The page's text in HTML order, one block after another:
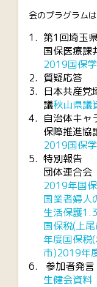
会のプラグラム
第1回埼玉
国保医
2019国保
質疑応答
日本共産
議秋山県議
自治体
保障推進
2019国保
特別
団体連合
2019年国保
国業者婦人
生活保護
国保税(上
年度国保税
市)2019年
参加者
生健会資料